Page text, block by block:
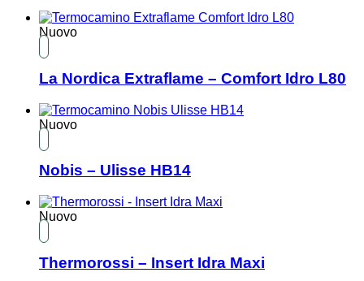
Nuovo
La Nordica Extraflame – Comfort Idro L80
Nuovo
Nobis – Ulisse HB14
Nuovo
Thermorossi – Insert Idra Maxi